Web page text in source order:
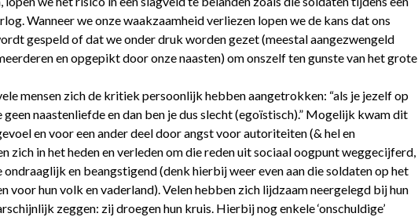
Wanneer we onze waakzaamheid verliezen lopen we de kans dat ons
gespeld of dat we onder druk worden gezet (meestal aangezwengeld
en opgepikt door onze naasten) om onszelf ten gunste van het grote
mensen zich de kritiek persoonlijk hebben aangetrokken: “als je jezelf op
naastenliefde en dan ben je dus slecht (egoïstisch).” Mogelijk kwam dit
en voor een ander deel door angst voor autoriteiten (& hel en
zich in het heden en verleden om die reden uit sociaal oogpunt weggecijferd,
ondraaglijk en beangstigend (denk hierbij weer even aan die soldaten op het
voor hun volk en vaderland). Velen hebben zich lijdzaam neergelegd bij hun
zeggen: zij droegen hun kruis. Hierbij nog enkele ‘onschuldige’